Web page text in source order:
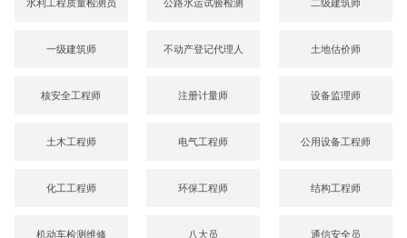
一级建筑师 不动产登记代理人 土地估价师
核安全工程师 注册计量师 设备监理师
土木工程师 电气工程师 公用设备工程师
化工工程师 环保工程师 结构工程师
机动车检测维修 八大员 通信安全员